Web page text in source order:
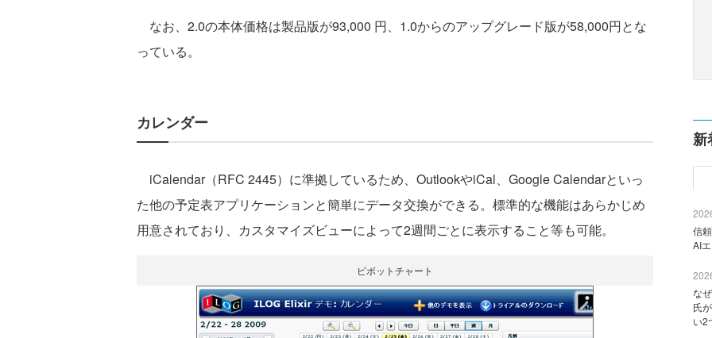
なお、2.0の本体価格は製品版が93,000 円、1.0からのアップグレード版が58,000円とな
っている。
カレンダー
iCalendar（RFC 2445）に準拠しているため、OutlookやiCal、Google Calendarといっ
た他の予定表アプリケーションと簡単にデータ交換ができる。標準的な機能はあらかじめ
用意されており、カスタマイズビューによって2週間ごとに表示すること等も可能。
ピボットチャート
新
信
AI
な
氏
い2